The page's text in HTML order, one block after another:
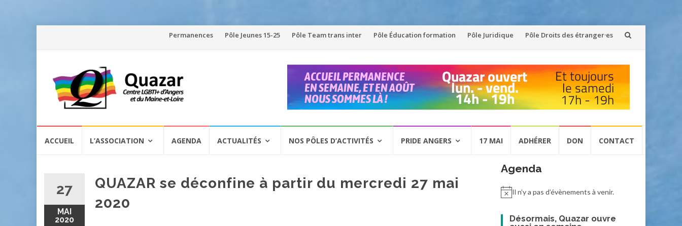
Aller
Permanences Pôle Jeunes 15-25 Pôle Team trans inter Pôle Éducation formation Pôle Juridique Pôle Droits des étranger·es
ACCUEIL L’ASSOCIATION AGENDA ACTUALITÉS NOS PÔLES D’ACTIVITÉS PRIDE ANGERS 17 MAI ADHÉRER DON CONTACT
27
MAI
2020
QUAZAR se déconfine à partir du mercredi 27 mai
2020
Agenda
Il n’y a pas d’évènements à venir.
Désormais, Quazar ouvre